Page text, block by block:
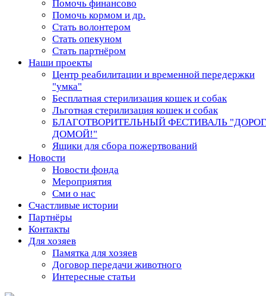
Помочь финансово
Помочь кормом и др.
Стать волонтером
Стать опекуном
Стать партнёром
Наши проекты
Центр реабилитации и временной передержки
"умка"
Бесплатная стерилизация кошек и собак
Льготная стерилизация кошек и собак
БЛАГОТВОРИТЕЛЬНЫЙ ФЕСТИВАЛЬ
ДОМОЙ!"
Ящики для сбора пожертвований
Новости
Новости фонда
Мероприятия
Сми о нас
Счастливые истории
Партнёры
Контакты
Для хозяев
Памятка для хозяев
Договор передачи животного
Интересные статьи